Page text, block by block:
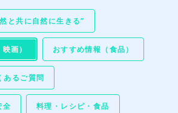
康塾
グ
合わせ
と共に自然に生きる”
画） おすすめ情報（食品）
あるご質問
全 料理・レシピ・食品